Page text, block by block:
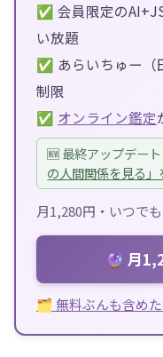
✅ 会員限定の
い放題
✅ あらいちゅー（
制限
✅ オンライン鑑定
🆕 最終アップデー
の人間関係を見る」
月1,280円・いつで
🔮 月
🗂 無料ぶんも含めた